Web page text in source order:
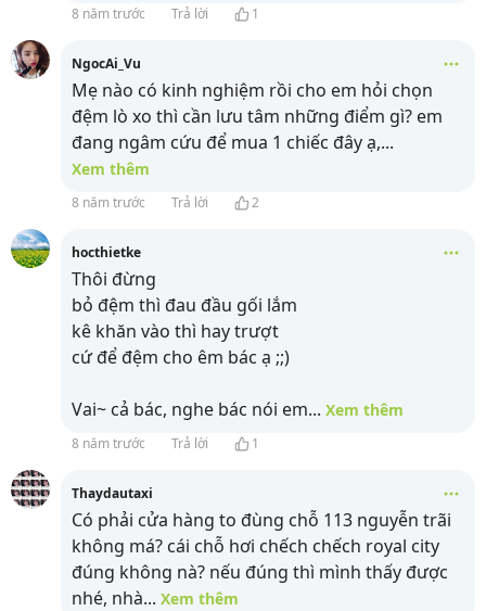
8 năm trước Trả lời 1
NgocAi_Vu
Mẹ nào có kinh nghiệm rồi cho em hỏi chọn
đệm lò xo thì cần lưu tâm những điểm gì? em
đang ngâm cứu để mua 1 chiếc đây ạ,...
Xem thêm
8 năm trước Trả lời 2
hocthietke
Thôi đừng
bỏ đệm thì đau đầu gối lắm
kê khăn vào thì hay trượt
cứ để đệm cho êm bác ạ ;;)
Vai~ cả bác, nghe bác nói em... Xem thêm
8 năm trước Trả lời 1
Thaydautaxi
Có phải cửa hàng to đùng chỗ 113 nguyễn trãi
không má? cái chỗ hơi chếch chếch royal city
đúng không nà? nếu đúng thì mình thấy được
nhé, nhà... Xem thêm